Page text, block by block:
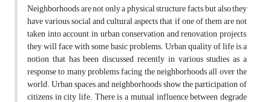
Neighborhoods are not only a physical structure facts, but also they
have various social and cultural aspects that if one of them are not
taken into account in urban conservation and renovation projects,
they will face with some basic problems. Urban quality of life is a
notion that has been discussed recently in various studies as a
response to many problems facing the neighborhoods all over the
world. Urban spaces and neighborhoods show the participation of
citizens in city life. There is a mutual influence between degrade